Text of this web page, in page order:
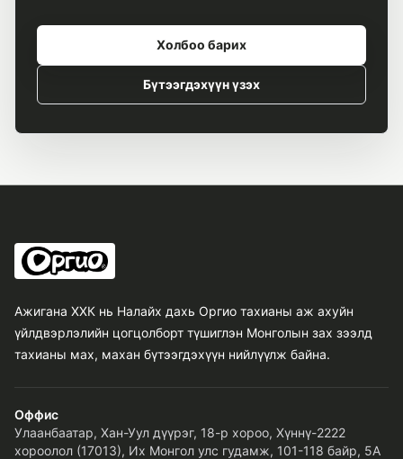
Холбоо барих
Бүтээгдэхүүн үзэх
Ажигана ХХК нь Налайх дахь Оргио тахианы аж ахуйн
үйлдвэрлэлийн цогцолборт түшиглэн Монголын зах зээлд
тахианы мах, махан бүтээгдэхүүн нийлүүлж байна.
Оффис
Улаанбаатар, Хан-Уул дүүрэг, 18-р хороо, Хүннү-2222
хороолол (17013), Их Монгол улс гудамж, 101-118 байр, 5A